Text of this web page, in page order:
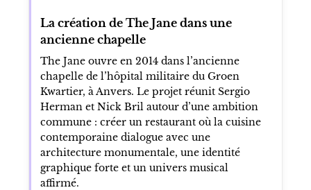
La création de The Jane dans une
ancienne chapelle
The Jane ouvre en 2014 dans l’ancienne
chapelle de l’hôpital militaire du Groen
Kwartier, à Anvers. Le projet réunit Sergio
Herman et Nick Bril autour d’une ambition
commune : créer un restaurant où la cuisine
contemporaine dialogue avec une
architecture monumentale, une identité
graphique forte et un univers musical
affirmé.